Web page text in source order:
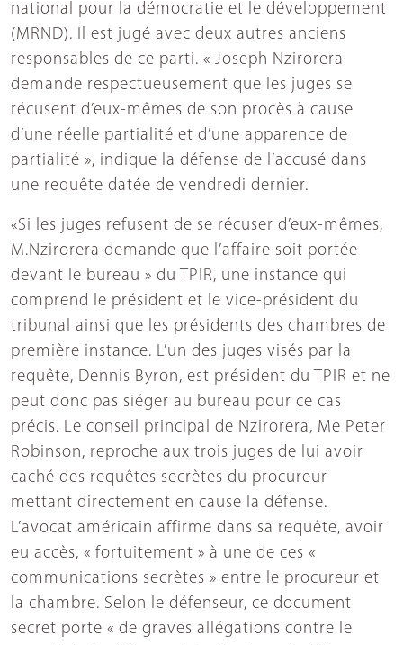
national pour la démocratie et le développement
(MRND). Il est jugé avec deux autres anciens
responsables de ce parti. « Joseph Nzirorera
demande respectueusement que les juges se
récusent d’eux-mêmes de son procès à cause
d’une réelle partialité et d’une apparence de
partialité », indique la défense de l’accusé dans
une requête datée de vendredi dernier.
«Si les juges refusent de se récuser d’eux-mêmes,
M.Nzirorera demande que l’affaire soit portée
devant le bureau » du TPIR, une instance qui
comprend le président et le vice-président du
tribunal ainsi que les présidents des chambres de
première instance. L’un des juges visés par la
requête, Dennis Byron, est président du TPIR et ne
peut donc pas siéger au bureau pour ce cas
précis. Le conseil principal de Nzirorera, Me Peter
Robinson, reproche aux trois juges de lui avoir
caché des requêtes secrètes du procureur
mettant directement en cause la défense.
L’avocat américain affirme dans sa requête, avoir
eu accès, « fortuitement » à une de ces «
communications secrètes » entre le procureur et
la chambre. Selon le défenseur, ce document
secret porte « de graves allégations contre le